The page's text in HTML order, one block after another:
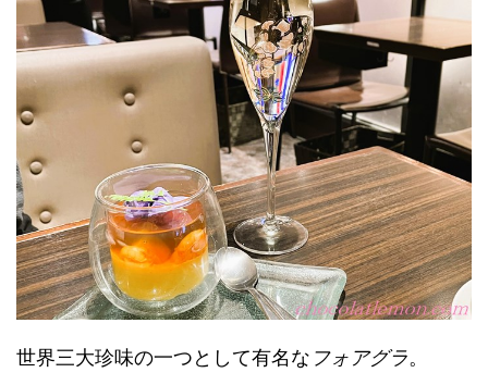
世界三大珍味の一つとして有名な フォアグラ。